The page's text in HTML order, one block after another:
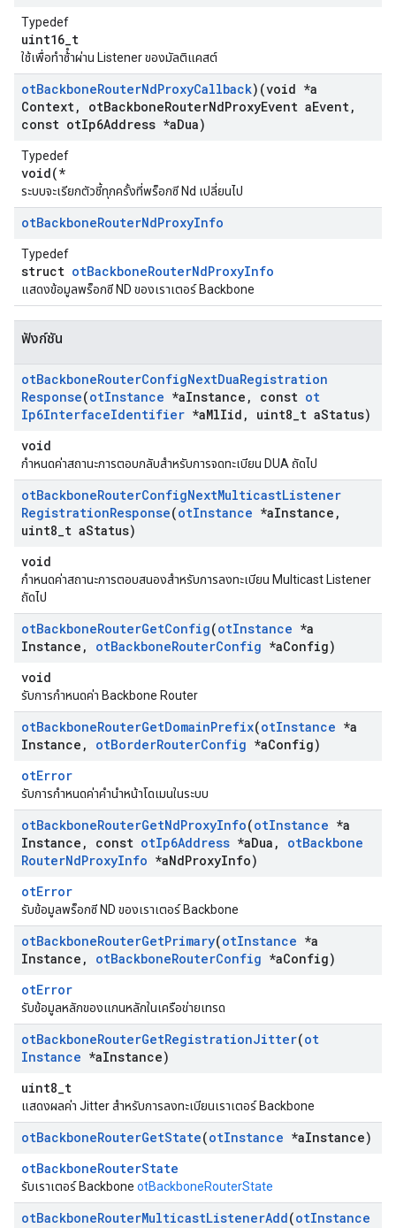
Typedef
uint16_t
ใช้เพื่อทําซ้ําผ่าน Listener ของมัลติแคสต์
otBackboneRouterNdProxyCallback)(void *a
Context, otBackboneRouterNdProxyEvent aEvent,
const otIp6Address *aDua)
Typedef
void(*
ระบบจะเรียกตัวชี้ทุกครั้งที่พร็อกซี Nd เปลี่ยนไป
otBackboneRouterNdProxyInfo
Typedef
struct otBackboneRouterNdProxyInfo
แสดงข้อมูลพร็อกซี ND ของเราเตอร์ Backbone
ฟังก์ชัน
otBackboneRouterConfigNextDuaRegistration
Response(otInstance *aInstance , const ot
Ip6InterfaceIdentifier *aMlIid , uint8 t aStatus)
void
กําหนดค่าสถานะการตอบกลับสําหรับการจดทะเบียน DUA ถัดไป
otBackboneRouterConfigNextMulticastListener
RegistrationResponse(otInstance *aInstance ,
uint8 t aStatus)
void
กําหนดค่าสถานะการตอบสนองสําหรับการลงทะเบียน Multicast Listener
ถัดไป
otBackboneRouterGetConfig(otInstance *a
Instance , otBackboneRouterConfig *aConfig)
void
รับการกําหนดค่า Backbone Router
otBackboneRouterGetDomainPrefix(otInstance *a
Instance , otBorderRouterConfig *aConfig)
otError
รับการกําหนดค่าคํานําหน้าโดเมนในระบบ
otBackboneRouterGetNdProxyInfo(otInstance *a
Instance , const otIp6Address *aDua , otBackbone
RouterNdProxyInfo *aNdProxyInfo)
otError
รับข้อมูลพร็อกซี ND ของเราเตอร์ Backbone
otBackboneRouterGetPrimary(otInstance *a
Instance , otBackboneRouterConfig *aConfig)
otError
รับข้อมูลหลักของแกนหลักในเครือข่ายเทรด
otBackboneRouterGetRegistrationJitter(ot
Instance *aInstance)
uint8_t
แสดงผลค่า Jitter สําหรับการลงทะเบียนเราเตอร์ Backbone
otBackboneRouterGetState(otInstance *aInstance)
otBackboneRouterState
รับเราเตอร์ Backbone otBackboneRouterState
otBackboneRouterMulticastListenerAdd(otInstance